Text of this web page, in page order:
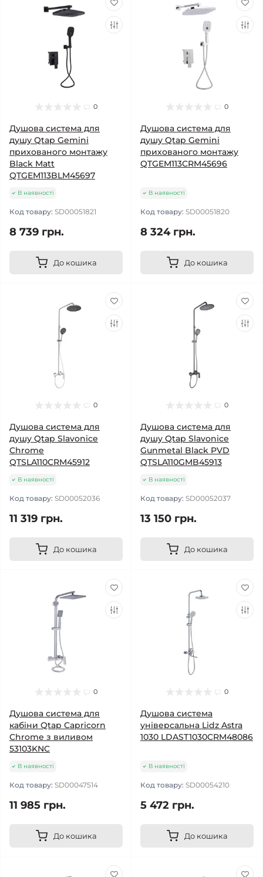
0
Душова система для
душу Qtap Gemini
прихованого монтажу
Black Matt
QTGEM113BLM45697
В наявності
Код товару: SD00051821
8 739 грн.
До кошика
0
Душова система для
душу Qtap Gemini
прихованого монтажу
QTGEM113CRM45696
В наявності
Код товару: SD00051820
8 324 грн.
До кошика
0
Душова система для
душу Qtap Slavonice
Chrome
QTSLA110CRM45912
В наявності
Код товару: SD00052036
11 319 грн.
До кошика
0
Душова система для
душу Qtap Slavonice
Gunmetal Black PVD
QTSLA110GMB45913
В наявності
Код товару: SD00052037
13 150 грн.
До кошика
0
Душова система для
кабіни Qtap Capricorn
Chrome з виливом
53103KNC
В наявності
Код товару: SD00047514
11 985 грн.
До кошика
0
Душова система
універсальна Lidz Astra
1030 LDAST1030CRM48086
В наявності
Код товару: SD00054210
5 472 грн.
До кошика